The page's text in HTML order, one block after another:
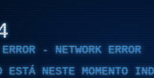
- NETWORK ERROR
ESTÁ NESTE MOMENTO